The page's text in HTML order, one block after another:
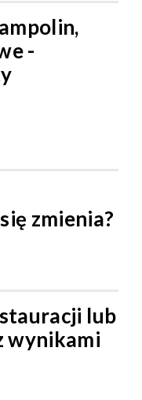
-
zmienia?
lub
wynikami